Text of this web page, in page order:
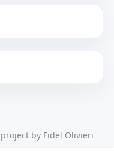
by Fidel Olivieri